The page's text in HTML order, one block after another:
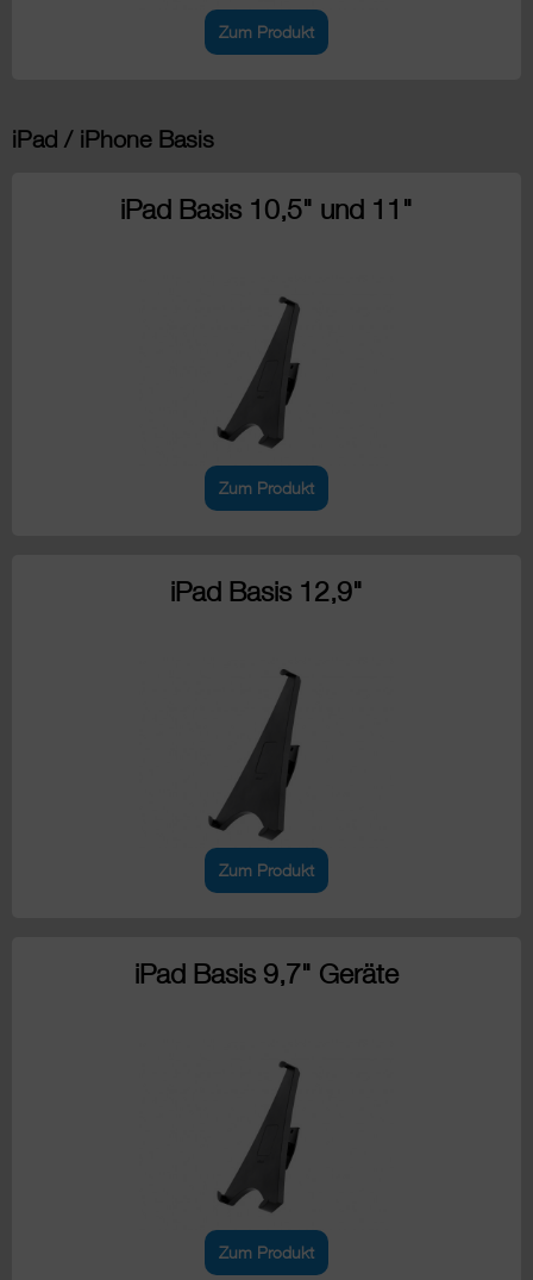
Zum Produkt
iPad / iPhone Basis
iPad Basis 10,5" und 11"
Zum Produkt
iPad Basis 12,9"
Zum Produkt
iPad Basis 9,7" Geräte
Zum Produkt